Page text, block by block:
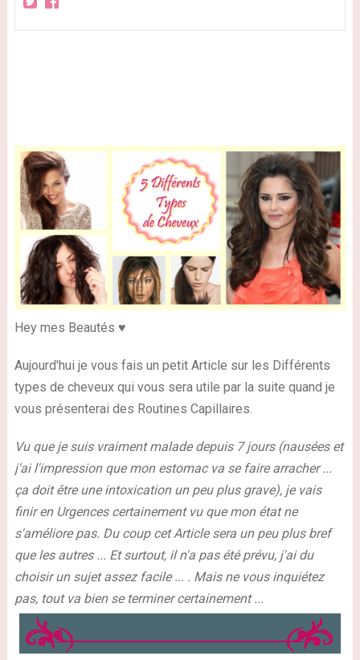
Hey mes Beautés ♥
Aujourd'hui je vous fais un petit Article sur les Différents
types de cheveux qui vous sera utile par la suite quand je
vous présenterai des Routines Capillaires.
Vu que je suis vraiment malade depuis 7 jours (nausées et
j'ai l'impression que mon estomac va se faire arracher ...
ça doit être une intoxication un peu plus grave), je vais
finir en Urgences certainement vu que mon état ne
s'améliore pas. Du coup cet Article sera un peu plus bref
que les autres ... Et surtout, il n'a pas été prévu, j'ai du
choisir un sujet assez facile ... . Mais ne vous inquiétez
pas, tout va bien se terminer certainement ...